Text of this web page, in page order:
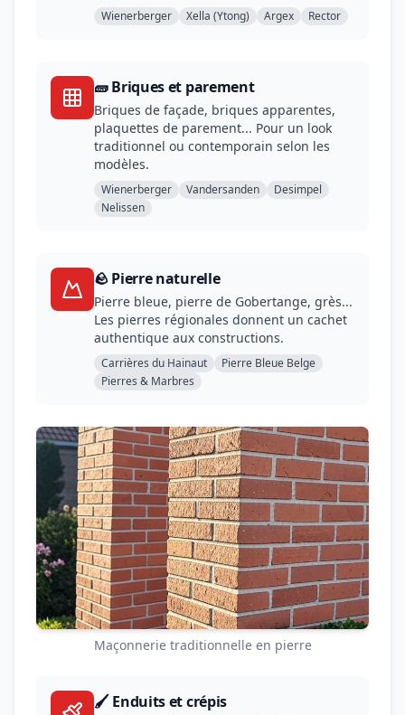
Wienerberger Xella (Ytong) Argex Rector
🧱 Briques et parement
Briques de façade, briques apparentes,
plaquettes de parement... Pour un look
traditionnel ou contemporain selon les
modèles.
Wienerberger Vandersanden
Desimpel
Nelissen
🪨 Pierre naturelle
Pierre bleue, pierre de Gobertange, grès...
Les pierres régionales donnent un cachet
authentique aux constructions.
Carrières du Hainaut
Pierre Bleue Belge
Pierres & Marbres
Maçonnerie traditionnelle en pierre
🖌️ Enduits et crépis